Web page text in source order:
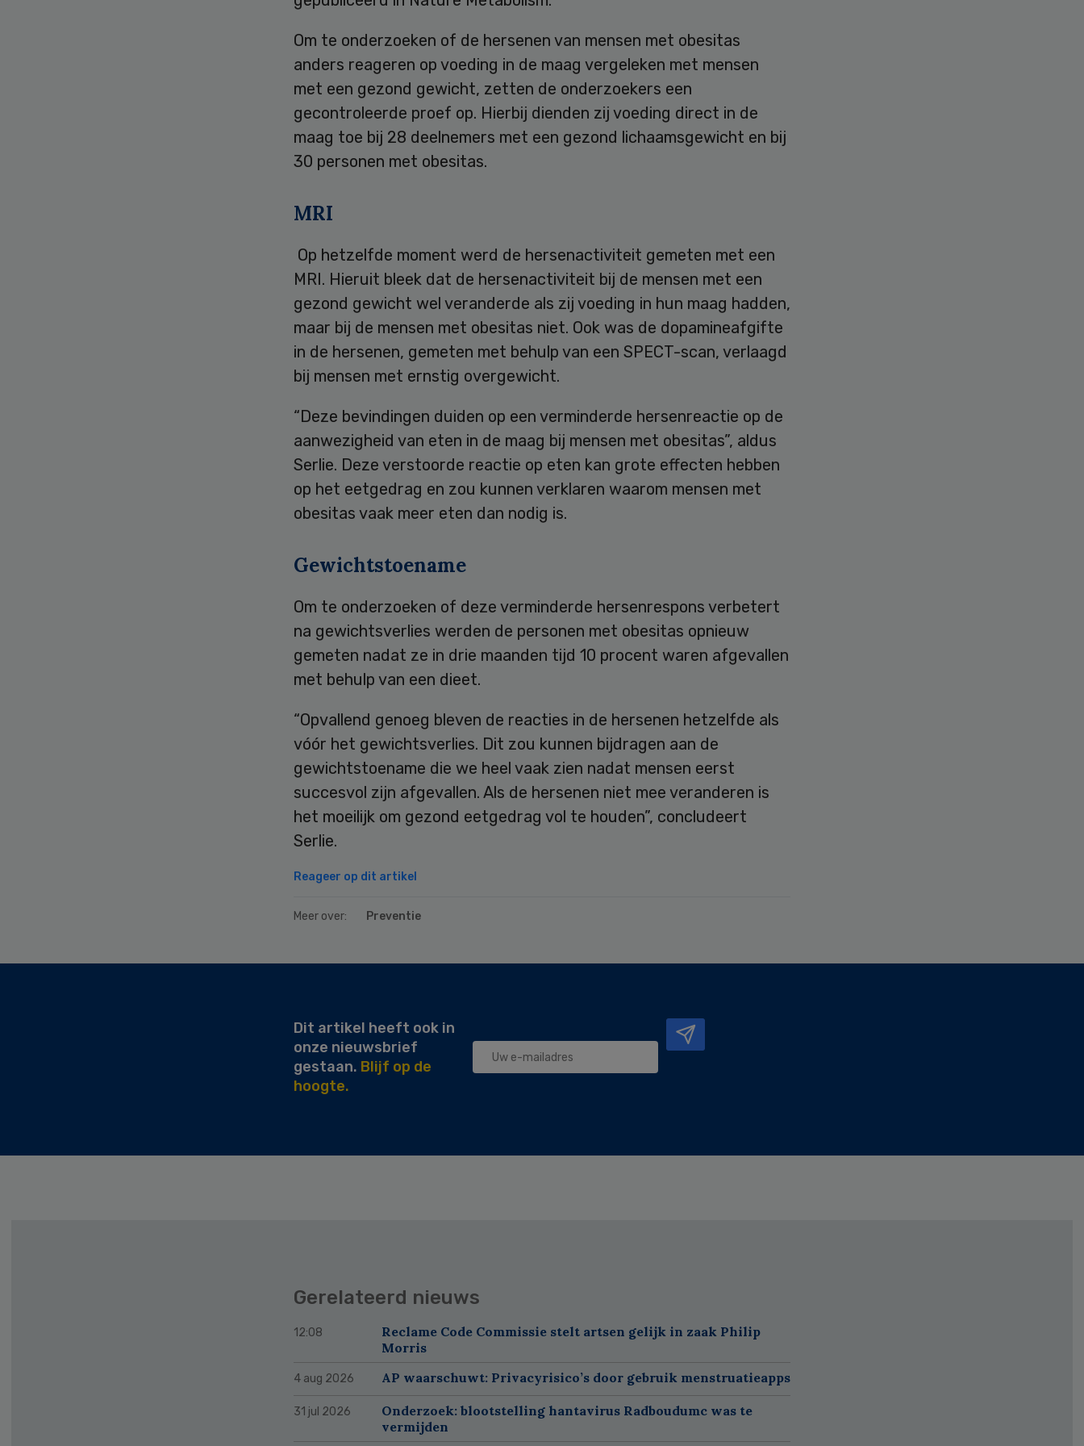
Om te onderzoeken of de hersenen van mensen met obesitas
anders reageren op voeding in de maag vergeleken met mensen
met een gezond gewicht, zetten de onderzoekers een
gecontroleerde proef op. Hierbij dienden zij voeding direct in de
maag toe bij 28 deelnemers met een gezond lichaamsgewicht en bij
30 personen met obesitas.
MRI
Op hetzelfde moment werd de hersenactiviteit gemeten met een
MRI. Hieruit bleek dat de hersenactiviteit bij de mensen met een
gezond gewicht wel veranderde als zij voeding in hun maag hadden,
maar bij de mensen met obesitas niet. Ook was de dopamineafgifte
in de hersenen, gemeten met behulp van een SPECT-scan, verlaagd
bij mensen met ernstig overgewicht.
“Deze bevindingen duiden op een verminderde hersenreactie op de
aanwezigheid van eten in de maag bij mensen met obesitas”, aldus
Serlie. Deze verstoorde reactie op eten kan grote effecten hebben
op het eetgedrag en zou kunnen verklaren waarom mensen met
obesitas vaak meer eten dan nodig is.
Gewichtstoename
Om te onderzoeken of deze verminderde hersenrespons verbetert
na gewichtsverlies werden de personen met obesitas opnieuw
gemeten nadat ze in drie maanden tijd 10 procent waren afgevallen
met behulp van een dieet.
“Opvallend genoeg bleven de reacties in de hersenen hetzelfde als
vóór het gewichtsverlies. Dit zou kunnen bijdragen aan de
gewichtstoename die we heel vaak zien nadat mensen eerst
succesvol zijn afgevallen. Als de hersenen niet mee veranderen is
het moeilijk om gezond eetgedrag vol te houden”, concludeert
Serlie.
Reageer op dit artikel
Meer over: Preventie
Dit artikel heeft ook in
onze nieuwsbrief
gestaan. Blijf op de
hoogte.
Gerelateerd nieuws
12:08
Reclame Code Commissie stelt artsen gelijk in zaak Philip
Morris
4 aug 2026 AP waarschuwt: Privacyrisico’s door gebruik menstruatieapps
31 jul 2026
Onderzoek: blootstelling hantavirus Radboudumc was te
vermijden